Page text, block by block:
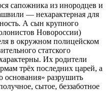
сапожника из инородцев и
— нехарактерная для
А сын крупного
Новороссии)
в окружном полицейском
статского
Их родители
трёх последних царей, а
основания» разрушить
сытое, беззаботное